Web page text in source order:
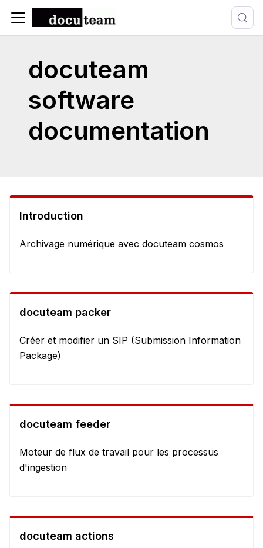
docuteam
software
documentation
Introduction
Archivage numérique avec docuteam cosmos
docuteam packer
Créer et modifier un SIP (Submission Information
Package)
docuteam feeder
Moteur de flux de travail pour les processus
d'ingestion
docuteam actions